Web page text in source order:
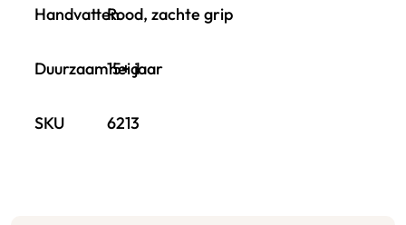
HandvattenRood, zachte grip
Duurzaamheid
15+ jaar
SKU 6213